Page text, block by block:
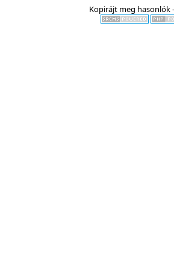
Kopirájt meg hasonlók